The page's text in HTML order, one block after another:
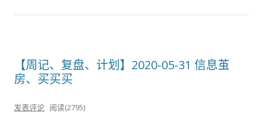
【周记、复盘、计划】2020-05-31 信息茧
房、买买买
发表评论 阅读(2795)